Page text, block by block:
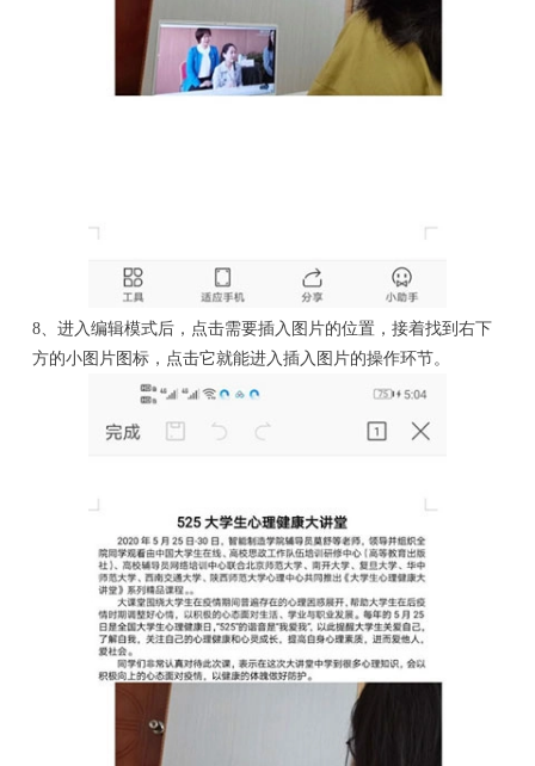
8、进入编辑模式后，点击需要插入图片的位置，接着找到右下
方的小图片图标，点击它就能进入插入图片的操作环节。